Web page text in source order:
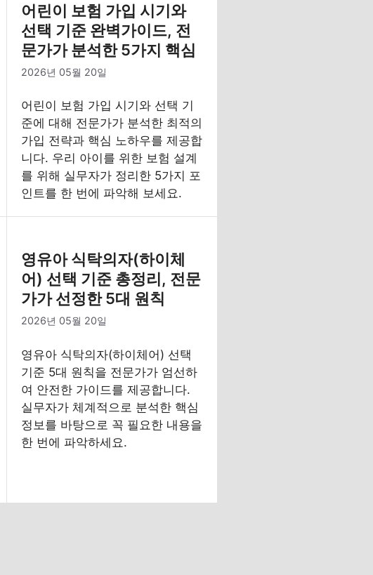
어린이 보험 가입 시기와
선택 기준 완벽가이드, 전
문가가 분석한 5가지 핵심
2026년 05월 20일
어린이 보험 가입 시기와 선택 기
준에 대해 전문가가 분석한 최적의
가입 전략과 핵심 노하우를 제공합
니다. 우리 아이를 위한 보험 설계
를 위해 실무자가 정리한 5가지 포
인트를 한 번에 파악해 보세요.
영유아 식탁의자(하이체
어) 선택 기준 총정리, 전문
가가 선정한 5대 원칙
2026년 05월 20일
영유아 식탁의자(하이체어) 선택
기준 5대 원칙을 전문가가 엄선하
여 안전한 가이드를 제공합니다.
실무자가 체계적으로 분석한 핵심
정보를 바탕으로 꼭 필요한 내용을
한 번에 파악하세요.